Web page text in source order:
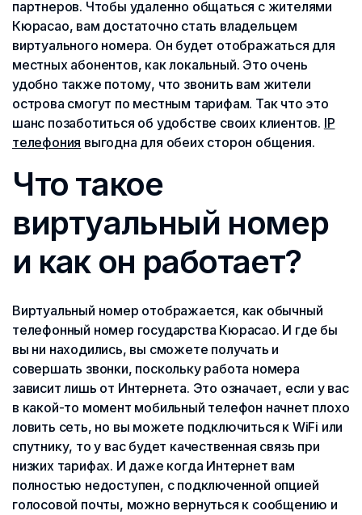
партнеров. Чтобы удаленно общаться с жителями
Кюрасао, вам достаточно стать владельцем
виртуального номера. Он будет отображаться для
местных абонентов, как локальный. Это очень
удобно также потому, что звонить вам жители
острова смогут по местным тарифам. Так что это
шанс позаботиться об удобстве своих клиентов. IP
телефония выгодна для обеих сторон общения.
Что такое
виртуальный номер
и как он работает?
Виртуальный номер отображается, как обычный
телефонный номер государства Кюрасао. И где бы
вы ни находились, вы сможете получать и
совершать звонки, поскольку работа номера
зависит лишь от Интернета. Это означает, если у вас
в какой-то момент мобильный телефон начнет плохо
ловить сеть, но вы можете подключиться к WiFi или
спутнику, то у вас будет качественная связь при
низких тарифах. И даже когда Интернет вам
полностью недоступен, с подключенной опцией
голосовой почты, можно вернуться к сообщению и